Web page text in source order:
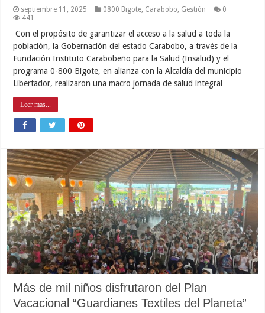
septiembre 11, 2025 0800 Bigote, Carabobo, Gestión
0
441
Con el propósito de garantizar el acceso a la salud a toda la
población, la Gobernación del estado Carabobo, a través de la
Fundación Instituto Carabobeño para la Salud (Insalud) y el
programa 0-800 Bigote, en alianza con la Alcaldía del municipio
Libertador, realizaron una macro jornada de salud integral …
Leer mas...
Más de mil niños disfrutaron del Plan
Vacacional “Guardianes Textiles del Planeta”